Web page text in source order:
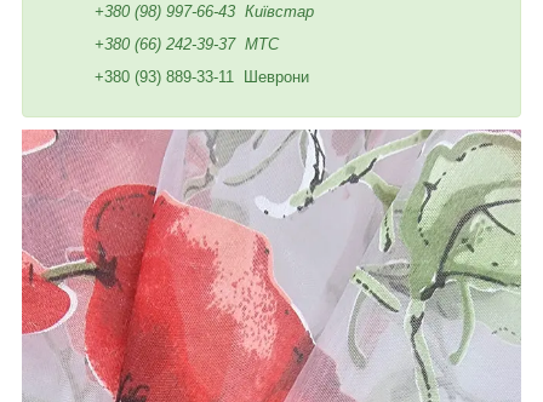
+380 (98) 997-66-43 Київстар
+380 (66) 242-39-37 МТС
+380 (93) 889-33-11 Шеврони